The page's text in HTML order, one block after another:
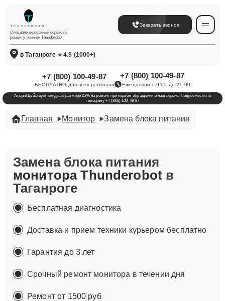
Специализированный сервис по
ремонту техники Thunderobot
Заказать звонок
в Таганроге ⭐ 4.9 (1000+)
+7 (800) 100-49-87
БЕСПЛАТНО для всех регионов
+7 (800) 100-49-87
Ежедневно с 9:00 до 21:00
Акция! Действует скидка в размере 25% на ремонт при первом обращении в наш сервис. Подробности по
телефону +7 (800) 100-49-87
Главная Монитор Замена блока питания
Замена блока питания
монитора Thunderobot в
Таганроге
Бесплатная диагностика
Доставка и прием техники курьером бесплатно
Гарантия до 3 лет
Срочный ремонт монитора в течении дня
Ремонтот 1500 руб